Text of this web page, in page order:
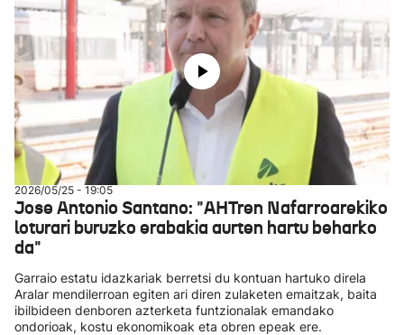
2026/05/25 - 19:05
Jose Antonio Santano: "AHTren Nafarroarekiko
loturari buruzko erabakia aurten hartu beharko
da"
Garraio estatu idazkariak berretsi du kontuan hartuko direla
Aralar mendilerroan egiten ari diren zulaketen emaitzak, baita
ibilbideen denboren azterketa funtzionalak emandako
ondorioak, kostu ekonomikoak eta obren epeak ere.